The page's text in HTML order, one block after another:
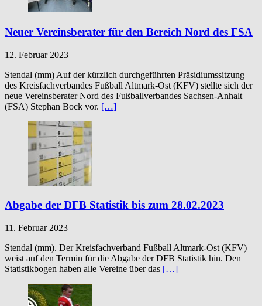
Neuer Vereinsberater für den Bereich Nord des FSA
12. Februar 2023
Stendal (mm) Auf der kürzlich durchgeführten Präsidiumssitzung
des Kreisfachverbandes Fußball Altmark-Ost (KFV) stellte sich der
neue Vereinsberater Nord des Fußballverbandes Sachsen-Anhalt
(FSA) Stephan Bock vor. […]
Abgabe der DFB Statistik bis zum 28.02.2023
11. Februar 2023
Stendal (mm). Der Kreisfachverband Fußball Altmark-Ost (KFV)
weist auf den Termin für die Abgabe der DFB Statistik hin. Den
Statistikbogen haben alle Vereine über das […]